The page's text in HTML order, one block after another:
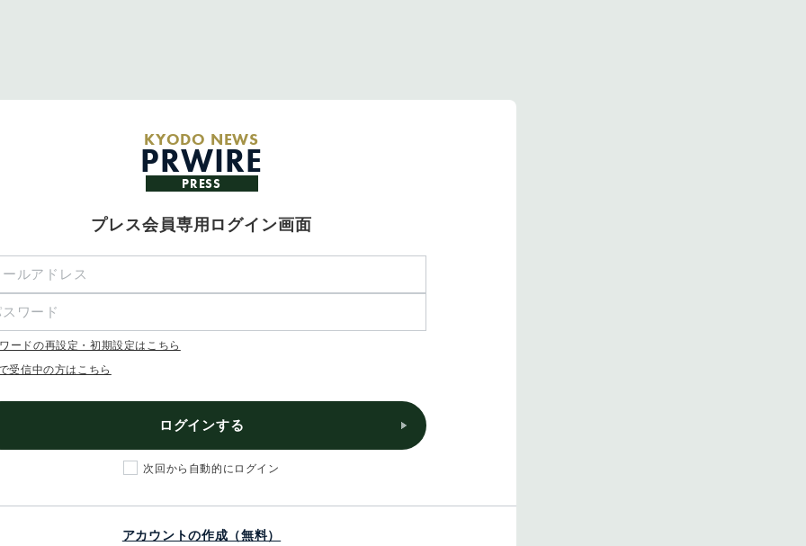
KYODO NEWS
PRWIRE
PRESS
プレス会員専用ログイン画面
ードの再設定・初期設定はこちら
受信中の方はこちら
ログインする
次回から自動的にログイン
アカウントの作成（無料）